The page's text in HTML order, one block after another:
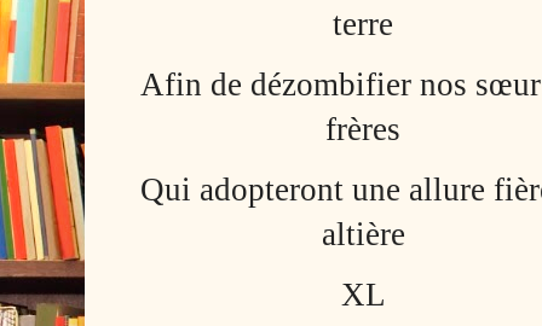
terre
Afin de dézombifier nos
frères
Qui adopteront une allure
altière
XL